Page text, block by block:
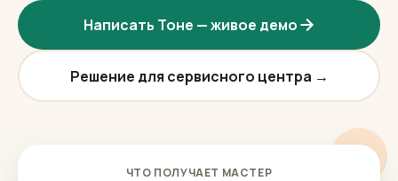
Написать Тоне — живое демо
Решение для сервисного центра →
ЧТО ПОЛУЧАЕТ МАСТЕР